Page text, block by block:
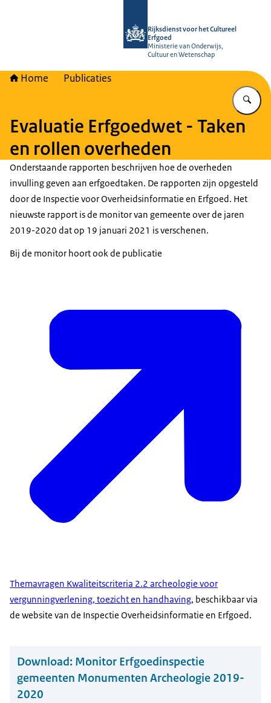
Rijksdienst voor het Cultureel
Erfgoed
Ministerie van Onderwijs,
Cultuur en Wetenschap
Home Publicaties
Evaluatie Erfgoedwet - Taken
en rollen overheden
Onderstaande rapporten beschrijven hoe de overheden
invulling geven aan erfgoedtaken. De rapporten zijn opgesteld
door de Inspectie voor Overheidsinformatie en Erfgoed. Het
nieuwste rapport is de monitor van gemeente over de jaren
2019-2020 dat op 19 januari 2021 is verschenen.
Bij de monitor hoort ook de publicatie
Themavragen Kwaliteitscriteria 2.2 archeologie voor
vergunningverlening, toezicht en handhaving, beschikbaar via
de website van de Inspectie Overheidsinformatie en Erfgoed.
Download: Monitor Erfgoedinspectie
gemeenten Monumenten Archeologie 2019-
2020